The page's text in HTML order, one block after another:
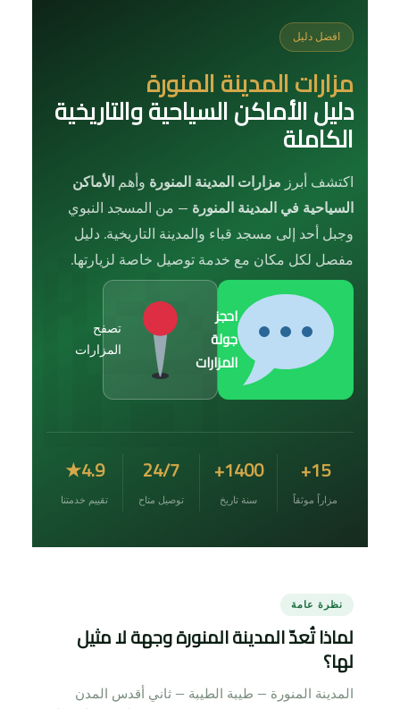
افضل دليل
مزارات المدينة المنورة
دليل الأماكن السياحية والتاريخية
الكاملة
اكتشف أبرز مزارات المدينة المنورة وأهم الأماكن
السياحية في المدينة المنورة — من المسجد النبوي
وجبل أحد إلى مسجد قباء والمدينة التاريخية. دليل
مفصل لكل مكان مع خدمة توصيل خاصة لزيارتها.
احجز
جولة
المزارات
تصفح
المزارات
15+
مزاراً موثقاً
1400+
سنة تاريخ
24/7
توصيل متاح
4.9★
تقييم خدمتنا
نظرة عامة
لماذا تُعدّ المدينة المنورة وجهة لا مثيل
لها؟
المدينة المنورة — طيبة الطيبة — ثاني أقدس المدن